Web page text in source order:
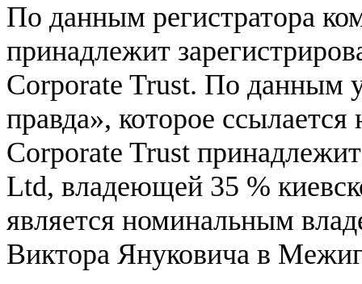
По данным регистратора
принадлежит
Corporate Trust. По данным
правда», которое
Corporate Trust
Ltd, владеющей 35 %
является номинальным
Виктора Януковича в